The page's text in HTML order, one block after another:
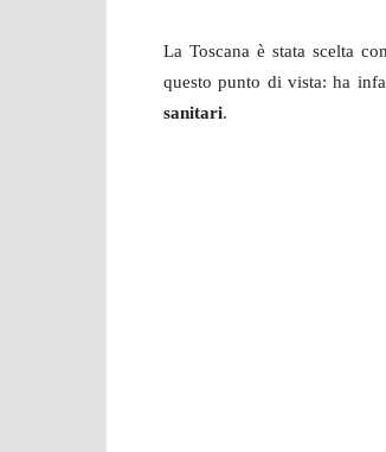
La Toscana è stata scelta
questo punto di vista: ha
sanitari.